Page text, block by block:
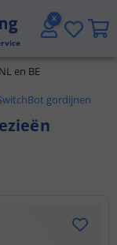
en BE
gordijnen